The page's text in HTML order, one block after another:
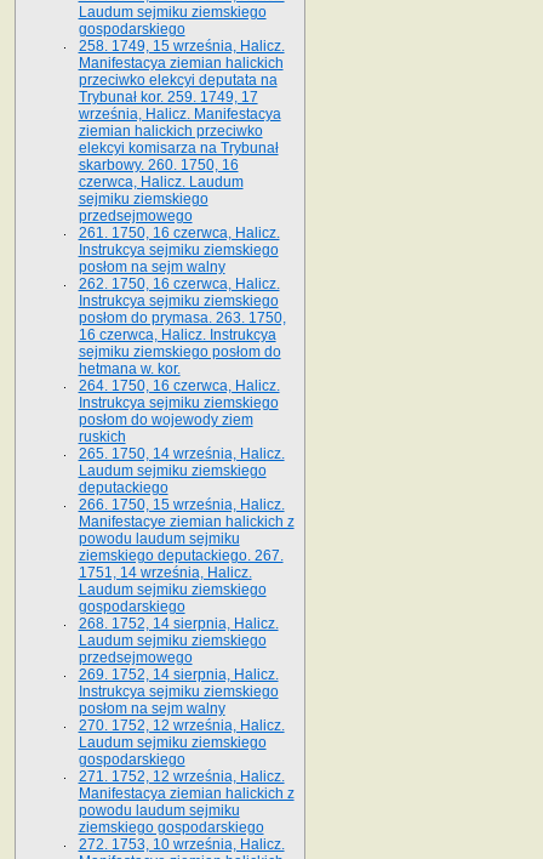
Laudum sejmiku ziemskiego
gospodarskiego
258. 1749, 15 września, Halicz.
Manifestacya ziemian halickich
przeciwko elekcyi deputata na
Trybunał kor. 259. 1749, 17
września, Halicz. Manifestacya
ziemian halickich przeciwko
elekcyi komisarza na Trybunał
skarbowy. 260. 1750, 16
czerwca, Halicz. Laudum
sejmiku ziemskiego
przedsejmowego
261. 1750, 16 czerwca, Halicz.
Instrukcya sejmiku ziemskiego
posłom na sejm walny
262. 1750, 16 czerwca, Halicz.
Instrukcya sejmiku ziemskiego
posłom do prymasa. 263. 1750,
16 czerwca, Halicz. Instrukcya
sejmiku ziemskiego posłom do
hetmana w. kor.
264. 1750, 16 czerwca, Halicz.
Instrukcya sejmiku ziemskiego
posłom do wojewody ziem
ruskich
265. 1750, 14 września, Halicz.
Laudum sejmiku ziemskiego
deputackiego
266. 1750, 15 września, Halicz.
Manifestacye ziemian halickich z
powodu laudum sejmiku
ziemskiego deputackiego. 267.
1751, 14 września, Halicz.
Laudum sejmiku ziemskiego
gospodarskiego
268. 1752, 14 sierpnia, Halicz.
Laudum sejmiku ziemskiego
przedsejmowego
269. 1752, 14 sierpnia, Halicz.
Instrukcya sejmiku ziemskiego
posłom na sejm walny
270. 1752, 12 września, Halicz.
Laudum sejmiku ziemskiego
gospodarskiego
271. 1752, 12 września, Halicz.
Manifestacya ziemian halickich z
powodu laudum sejmiku
ziemskiego gospodarskiego
272. 1753, 10 września, Halicz.